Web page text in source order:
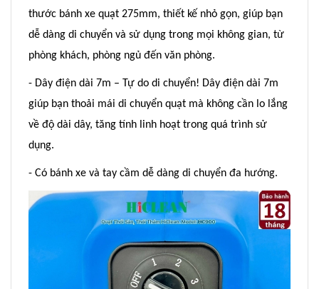
thước bánh xe quạt 275mm, thiết kế nhỏ gọn, giúp bạn
dễ dàng di chuyển và sử dụng trong mọi không gian, từ
phòng khách, phòng ngủ đến văn phòng.
- Dây điện dài 7m – Tự do di chuyển! Dây điện dài 7m
giúp bạn thoải mái di chuyển quạt mà không cần lo lắng
về độ dài dây, tăng tính linh hoạt trong quá trình sử
dụng.
- Có bánh xe và tay cầm dễ dàng di chuyển đa hướng.